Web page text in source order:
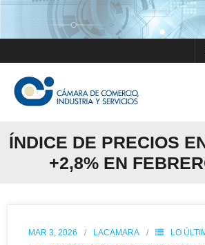
ÍNDICE DE PRECIOS
+2,8% EN
MAR 3, 2026 LACAMARA LO